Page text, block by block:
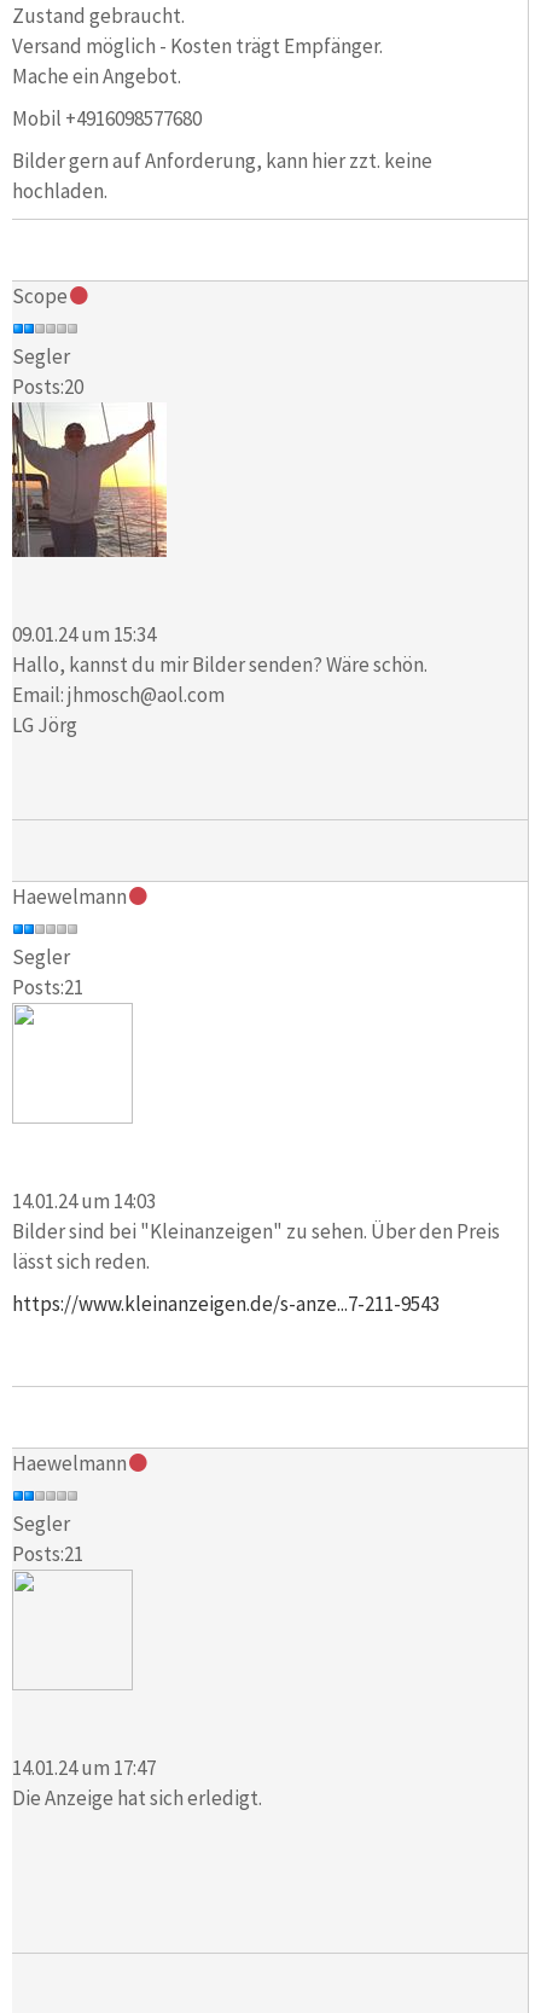
Zustand gebraucht.
Versand möglich - Kosten trägt Empfänger.
Mache ein Angebot.
Mobil +4916098577680
Bilder gern auf Anforderung, kann hier zzt. keine
hochladen.
Scope
Segler
Posts:20
09.01.24 um 15:34
Hallo, kannst du mir Bilder senden? Wäre schön.
Email: jhmosch@aol.com
LG Jörg
Haewelmann
Segler
Posts:21
14.01.24 um 14:03
Bilder sind bei "Kleinanzeigen" zu sehen. Über den Preis
lässt sich reden.
https://www.kleinanzeigen.de/s-anze...7-211-9543
Haewelmann
Segler
Posts:21
14.01.24 um 17:47
Die Anzeige hat sich erledigt.